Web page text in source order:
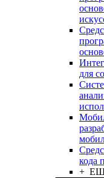
для
кода
+